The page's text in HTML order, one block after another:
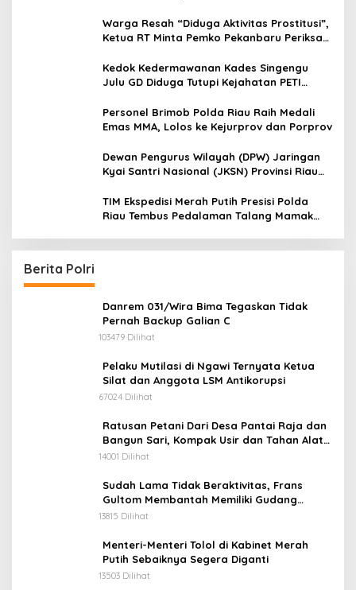
Warga Resah “Diduga Aktivitas Prostitusi”,
Ketua RT Minta Pemko Pekanbaru Periksa
Jalan Tanjung Datuk
Kedok Kedermawanan Kades Singengu
Julu GD Diduga Tutupi Kejahatan PETI
Personel Brimob Polda Riau Raih Medali
Emas MMA, Lolos ke Kejurprov dan Porprov
Dewan Pengurus Wilayah (DPW) Jaringan
Kyai Santri Nasional (JKSN) Provinsi Riau
audiensi ke Badan Kesatuan Bangsa dan
Politik (Kesbangpol) Provinsi Riau
TIM Ekspedisi Merah Putih Presisi Polda
Riau Tembus Pedalaman Talang Mamak
Berita Polri
Danrem 031/Wira Bima Tegaskan Tidak
Pernah Backup Galian C
103479 Dilihat
Pelaku Mutilasi di Ngawi Ternyata Ketua
Silat dan Anggota LSM Antikorupsi
67024 Dilihat
Ratusan Petani Dari Desa Pantai Raja dan
Bangun Sari, Kompak Usir dan Tahan Alat
Berat Milik Hanafi Cs.
14001 Dilihat
Sudah Lama Tidak Beraktivitas, Frans
Gultom Membantah Memiliki Gudang
Penimbunan BBM
13815 Dilihat
Menteri-Menteri Tolol di Kabinet Merah
Putih Sebaiknya Segera Diganti
13503 Dilihat